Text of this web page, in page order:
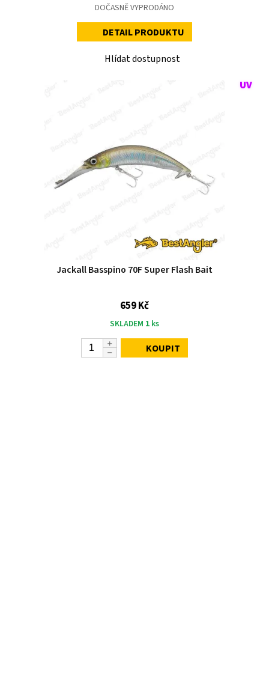
DOČASNĚ VYPRODÁNO
DETAIL PRODUKTU
Hlídat dostupnost
Jackall Basspino 70F Super Flash Bait
659 Kč
SKLADEM 1 ks
KOUPIT